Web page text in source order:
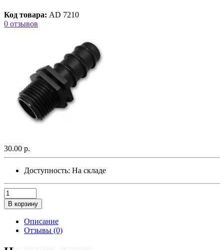
Код товара: AD 7210
0 отзывов
30.00 р.
Доступность: На складе
В корзину
Описание
Отзывы (0)